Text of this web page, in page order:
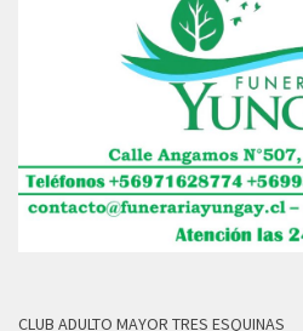
CLUB ADULTO MAYOR TRES ESQUINAS